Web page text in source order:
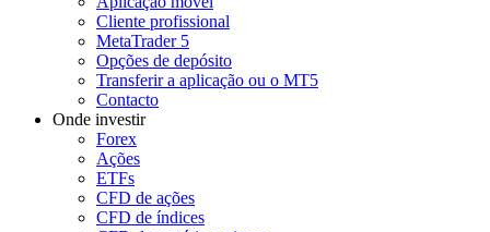
Cliente profissional
MetaTrader 5
Opções de depósito
Transferir a aplicação ou o MT5
Contacto
Onde investir
Forex
Ações
ETFs
CFD de ações
CFD de índices